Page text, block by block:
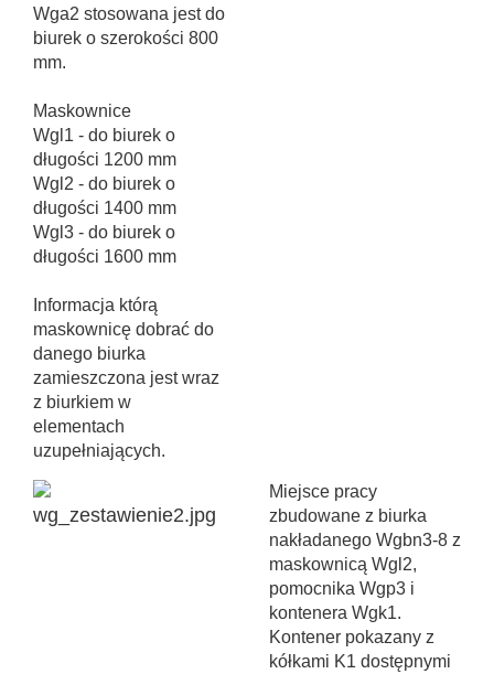
Wga2 stosowana jest do
biurek o szerokości 800
mm.
Maskownice
Wgl1 - do biurek o
długości 1200 mm
Wgl2 - do biurek o
długości 1400 mm
Wgl3 - do biurek o
długości 1600 mm
Informacja którą
maskownicę dobrać do
danego biurka
zamieszczona jest wraz
z biurkiem w
elementach
uzupełniających.
Miejsce pracy
zbudowane z biurka
nakładanego Wgbn3-8 z
maskownicą Wgl2,
pomocnika Wgp3 i
kontenera Wgk1.
Kontener pokazany z
kółkami K1 dostępnymi